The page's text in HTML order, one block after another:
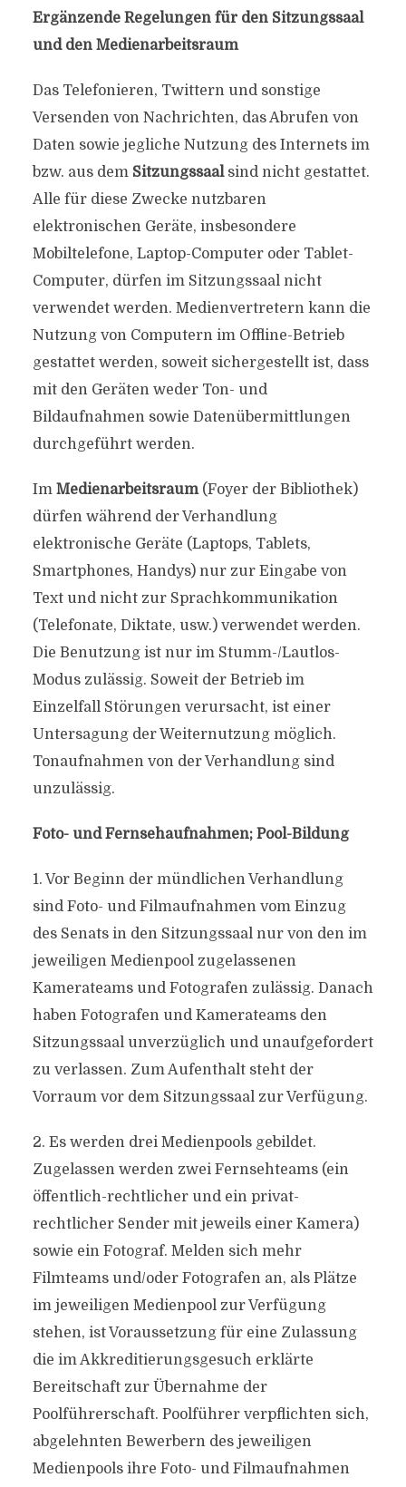
Ergänzende Regelungen für den Sitzungssaal
und den Medienarbeitsraum
Das Telefonieren, Twittern und sonstige
Versenden von Nachrichten, das Abrufen von
Daten sowie jegliche Nutzung des Internets im
bzw. aus dem Sitzungssaal sind nicht gestattet.
Alle für diese Zwecke nutzbaren
elektronischen Geräte, insbesondere
Mobiltelefone, Laptop-Computer oder Tablet-
Computer, dürfen im Sitzungssaal nicht
verwendet werden. Medienvertretern kann die
Nutzung von Computern im Offline-Betrieb
gestattet werden, soweit sichergestellt ist, dass
mit den Geräten weder Ton- und
Bildaufnahmen sowie Datenübermittlungen
durchgeführt werden.
Im Medienarbeitsraum (Foyer der Bibliothek)
dürfen während der Verhandlung
elektronische Geräte (Laptops, Tablets,
Smartphones, Handys) nur zur Eingabe von
Text und nicht zur Sprachkommunikation
(Telefonate, Diktate, usw.) verwendet werden.
Die Benutzung ist nur im Stumm-/Lautlos-
Modus zulässig. Soweit der Betrieb im
Einzelfall Störungen verursacht, ist einer
Untersagung der Weiternutzung möglich.
Tonaufnahmen von der Verhandlung sind
unzulässig.
Foto- und Fernsehaufnahmen; Pool-Bildung
1. Vor Beginn der mündlichen Verhandlung
sind Foto- und Filmaufnahmen vom Einzug
des Senats in den Sitzungssaal nur von den im
jeweiligen Medienpool zugelassenen
Kamerateams und Fotografen zulässig. Danach
haben Fotografen und Kamerateams den
Sitzungssaal unverzüglich und unaufgefordert
zu verlassen. Zum Aufenthalt steht der
Vorraum vor dem Sitzungssaal zur Verfügung.
2. Es werden drei Medienpools gebildet.
Zugelassen werden zwei Fernsehteams (ein
öffentlich-rechtlicher und ein privat-
rechtlicher Sender mit jeweils einer Kamera)
sowie ein Fotograf. Melden sich mehr
Filmteams und/oder Fotografen an, als Plätze
im jeweiligen Medienpool zur Verfügung
stehen, ist Voraussetzung für eine Zulassung
die im Akkreditierungsgesuch erklärte
Bereitschaft zur Übernahme der
Poolführerschaft. Poolführer verpflichten sich,
abgelehnten Bewerbern des jeweiligen
Medienpools ihre Foto- und Filmaufnahmen